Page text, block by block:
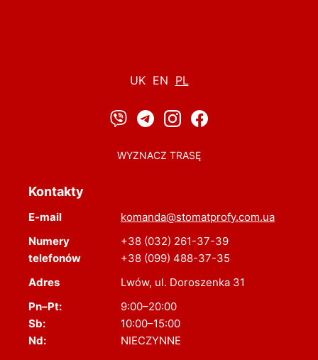
UK EN PL
WYZNACZ TRASĘ
Kontakty
E-mail
komanda@stomatprofy.com.ua
Numery
telefonów
+38 (032) 261-37-39
+38 (099) 488-37-35
Adres
Lwów, ul. Doroszenka 31
Pn–Pt:
Sb:
Nd:
9:00–20:00
10:00–15:00
NIECZYNNE